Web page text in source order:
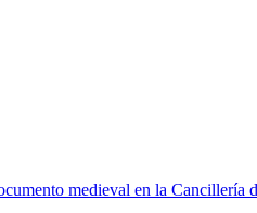
medieval en la Cancillería